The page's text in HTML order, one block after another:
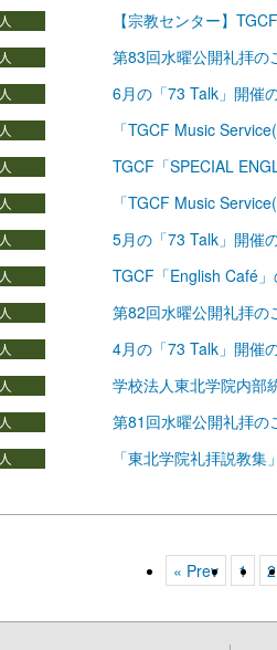
【宗教センター】
第83回水曜公開礼拝の
6月の「73 Talk」開催
「TGCF Music
TGCF「SPECIAL
「TGCF Music
5月の「73 Talk」開催
TGCF「English Café」
第82回水曜公開礼拝の
4月の「73 Talk」開催
学校法人東北学院内部
第81回水曜公開礼拝の
「東北学院礼拝説教
« Prev 1 2